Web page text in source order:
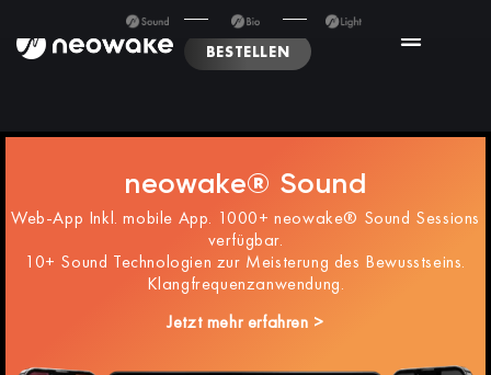
BESTELLEN
neowake® Sound
Web-App Inkl. mobile App. 1000+ neowake® Sound Sessions
verfügbar.
10+ Sound Technologien zur Meisterung des Bewusstseins.
Klangfrequenzanwendung.
Jetzt mehr erfahren >